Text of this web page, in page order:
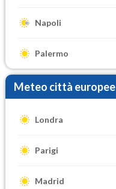
Napoli
Palermo
Meteo città europee
Londra
Parigi
Madrid